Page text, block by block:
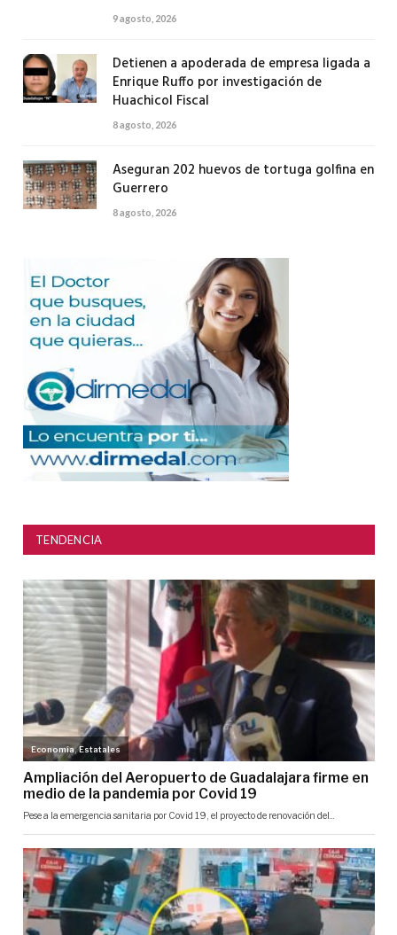
9 agosto, 2026
Detienen a apoderada de empresa ligada a
Enrique Ruffo por investigación de
Huachicol Fiscal
8 agosto, 2026
Aseguran 202 huevos de tortuga golfina en
Guerrero
8 agosto, 2026
TENDENCIA